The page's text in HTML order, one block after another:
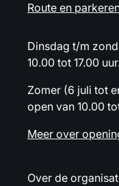
Route en
Dinsdag t/m
10.00 tot 17.00
Zomer (6 juli tot
open van 10.00
Meer over
Over de